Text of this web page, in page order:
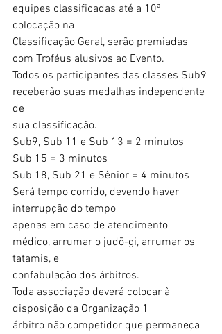
equipes classificadas até a 10ª
colocação na
Classificação Geral, serão premiadas
com Troféus alusivos ao Evento.
Todos os participantes das classes Sub9
receberão suas medalhas independente
de
sua classificação.
Sub9, Sub 11 e Sub 13 = 2 minutos
Sub 15 = 3 minutos
Sub 18, Sub 21 e Sênior = 4 minutos
Será tempo corrido, devendo haver
interrupção do tempo
apenas em caso de atendimento
médico, arrumar o judō-gi, arrumar os
tatamis, e
confabulação dos árbitros.
Toda associação deverá colocar à
disposição da Organização 1
árbitro não competidor que permaneça